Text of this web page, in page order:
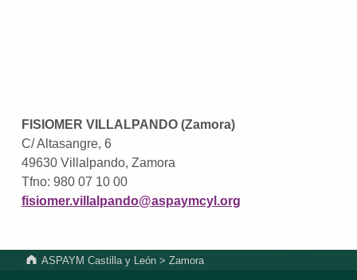
FISIOMER VILLALPANDO (Zamora)
C/ Altasangre, 6
49630 Villalpando, Zamora
Tfno: 980 07 10 00
fisiomer.villalpando@aspaymcyl.org
ASPAYM Castilla y León >Zamora